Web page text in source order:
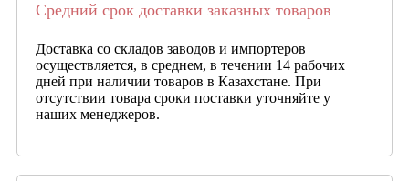
Средний срок доставки заказных товаров
Доставка со складов заводов и импортеров
осуществляется, в среднем, в течении 14 рабочих
дней при наличии товаров в Казахстане. При
отсутствии товара сроки поставки уточняйте у
наших менеджеров.